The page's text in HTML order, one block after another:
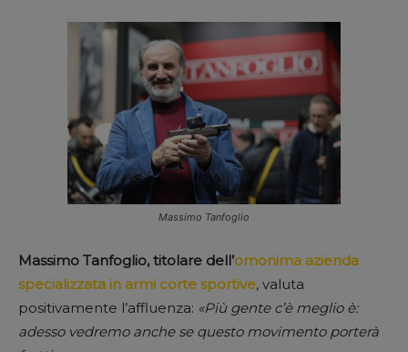
Massimo Tanfoglio
Massimo Tanfoglio, titolare dell’omonima azienda
specializzata in armi corte sportive, valuta
positivamente l’affluenza: «Più gente c’è meglio è:
adesso vedremo anche se questo movimento porterà